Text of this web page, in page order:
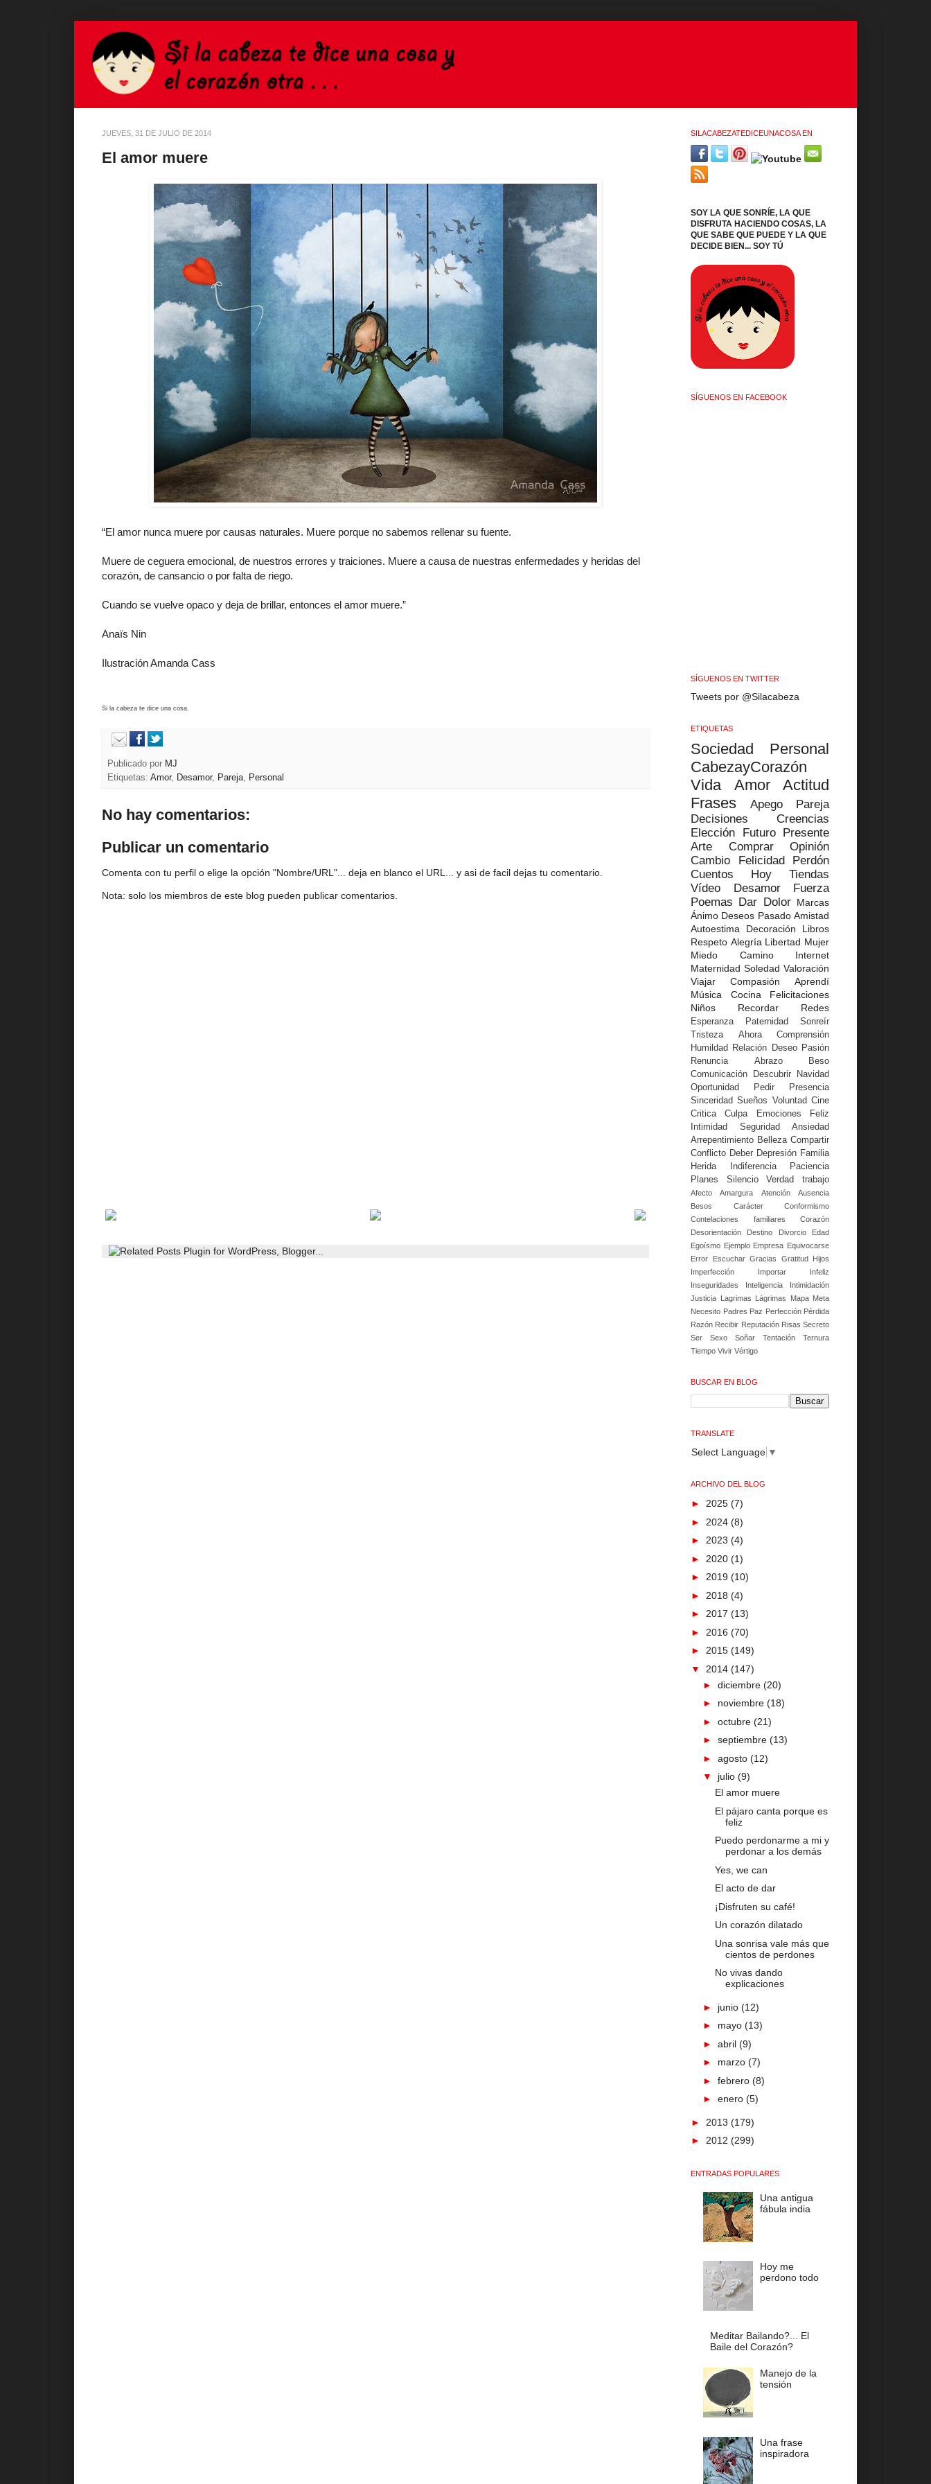
JUEVES, 31 DE JULIO DE 2014
El amor muere
“El amor nunca muere por causas naturales. Muere porque no sabemos rellenar su fuente.
Muere de ceguera emocional, de nuestros errores y traiciones. Muere a causa de nuestras enfermedades y heridas del
corazón, de cansancio o por falta de riego.
Cuando se vuelve opaco y deja de brillar, entonces el amor muere.”
Anaïs Nin
Ilustración Amanda Cass
Si la cabeza te dice una cosa.
Publicado por MJ
Etiquetas: Amor, Desamor, Pareja, Personal
No hay comentarios:
Publicar un comentario
Comenta con tu perfil o elige la opción "Nombre/URL"... deja en blanco el URL... y asi de facil dejas tu comentario.
Nota: solo los miembros de este blog pueden publicar comentarios.
SILACABEZATEDICEUNACOSA EN
SOY LA QUE SONRÍE, LA QUE
DISFRUTA HACIENDO COSAS, LA
QUE SABE QUE PUEDE Y LA QUE
DECIDE BIEN... SOY TÚ
SÍGUENOS EN FACEBOOK
SÍGUENOS EN TWITTER
Tweets por @Silacabeza
ETIQUETAS
Sociedad
Personal
CabezayCorazón
Vida
Amor
Actitud
Frases
Apego
Pareja
Decisiones
Creencias
Elección
Futuro
Presente
Arte
Comprar
Opinión
Cambio
Felicidad
Perdón
Cuentos
Hoy
Tiendas
Vídeo
Desamor
Fuerza
Poemas Dar Dolor Marcas
Ánimo Deseos Pasado Amistad
Autoestima
Decoración
Libros
Respeto Alegría Libertad Mujer
Miedo
Camino
Internet
Maternidad Soledad Valoración
Viajar
Compasión
Aprendí
Música
Cocina
Felicitaciones
Niños
Recordar Redes
Esperanza Paternidad
Sonreír
Tristeza
Ahora
Comprensión
Humildad
Relación Deseo Pasión
Renuncia
Abrazo
Beso
Comunicación
Descubrir
Navidad
Oportunidad
Pedir
Presencia
Sinceridad Sueños Voluntad Cine
Critica
Culpa Emociones
Feliz
Intimidad
Seguridad
Ansiedad
Arrepentimiento Belleza Compartir
Conflicto Deber Depresión Familia
Herida
Indiferencia
Paciencia
Planes
Silencio Verdad trabajo
Afecto Amargura Atención
Ausencia
Besos
Carácter
Conformismo
Contelaciones familiares
Corazón
Desorientación
Destino Divorcio
Edad
Egoísmo Ejemplo Empresa Equivocarse
Error
Escuchar Gracias Gratitud
Hijos
Imperfección
Importar
Infeliz
Inseguridades
Inteligencia
Intimidación
Justicia Lagrimas Lágrimas Mapa Meta
Necesito Padres Paz Perfección Pérdida
Razón Recibir Reputación Risas Secreto
Ser
Sexo Soñar Tentación
Ternura
Tiempo Vivir Vértigo
BUSCAR EN BLOG
TRANSLATE
Select Language ▼
ARCHIVO DEL BLOG
► 2025 (7)
► 2024 (8)
► 2023 (4)
► 2020 (1)
► 2019 (10)
► 2018 (4)
► 2017 (13)
► 2016 (70)
► 2015 (149)
▼ 2014 (147)
► diciembre (20)
► noviembre (18)
► octubre (21)
► septiembre (13)
► agosto (12)
▼ julio (9)
El amor muere
El pájaro canta porque es
feliz
Puedo perdonarme a mi y
perdonar a los demás
Yes, we can
El acto de dar
¡Disfruten su café!
Un corazón dilatado
Una sonrisa vale más que
cientos de perdones
No vivas dando
explicaciones
► junio (12)
► mayo (13)
► abril (9)
► marzo (7)
► febrero (8)
► enero (5)
► 2013 (179)
► 2012 (299)
ENTRADAS POPULARES
Una antigua
fábula india
Hoy me
perdono todo
Meditar Bailando?... El
Baile del Corazón?
Manejo de la
tensión
Una frase
inspiradora